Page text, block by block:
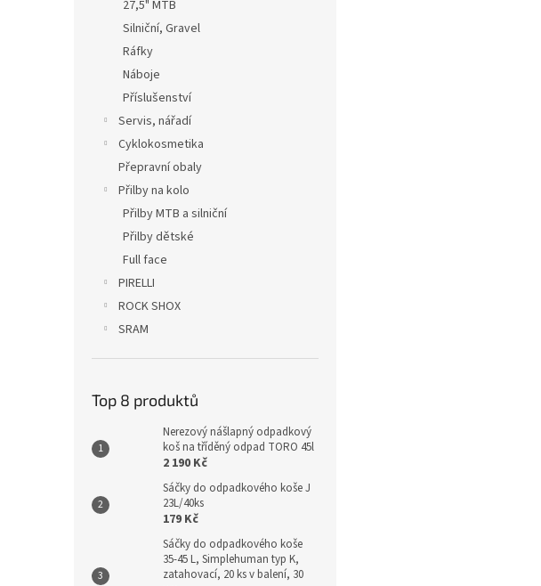
27,5" MTB
Silniční, Gravel
Ráfky
Náboje
Příslušenství
Servis, nářadí
Cyklokosmetika
Přepravní obaly
Přilby na kolo
Přilby MTB a silniční
Přilby dětské
Full face
PIRELLI
ROCK SHOX
SRAM
Top 8 produktů
Nerezový nášlapný odpadkový
koš na tříděný odpad TORO 45l
2 190 Kč
Sáčky do odpadkového koše J
23L/40ks
179 Kč
Sáčky do odpadkového koše
35-45 L, Simplehuman typ K,
zatahovací, 20 ks v balení, 30